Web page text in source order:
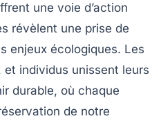
une voie d’action
révèlent une prise de
enjeux écologiques. Les
individus unissent leurs
durable, où chaque
de notre